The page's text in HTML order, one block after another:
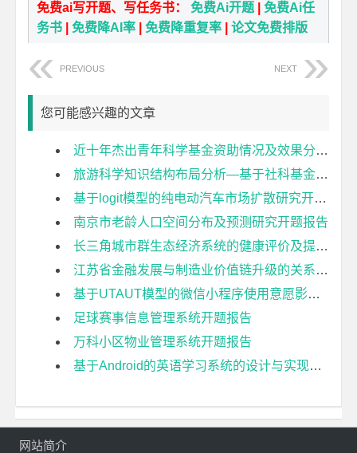
免费ai写开题、写任务书：免费Ai开题 |免费Ai任
务书 |免费降AI率 |免费降重复率 |论文免费排版
PREVIOUS NEXT
您可能感兴趣的文章
近十年杰出青年科学基金资助情况及效果分析开题报告
旅游科学知识结构布局分析—基于社科基金项目的计量分析开题报告
基于logit模型的纯电动汽车市场扩散研究开题报告
南京市老龄人口空间分布及预测研究开题报告
长三角城市群生态经济系统的健康评价及提升策略研究开题报告
江苏省金融发展与制造业价值链升级的关系研究开题报告
基于UTAUT模型的微信小程序使用意愿影响因素研究开题报告
足球赛事信息管理系统开题报告
万科小区物业管理系统开题报告
基于Android的英语学习系统的设计与实现开题报告
网站简介